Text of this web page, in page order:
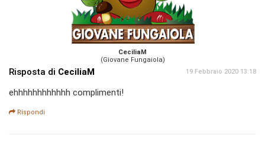
CeciliaM
(Giovane Fungaiola)
Risposta di CeciliaM 19 Febbraio 2020 13:18
ehhhhhhhhhhhh complimenti!
Rispondi